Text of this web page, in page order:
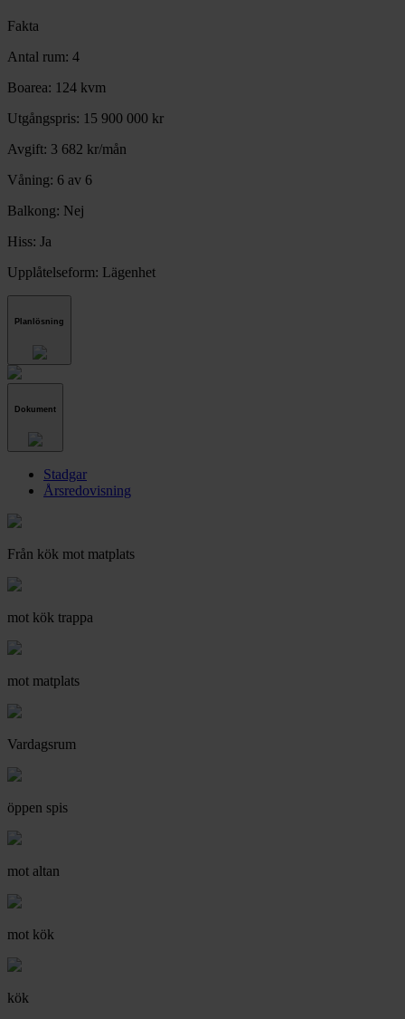
Fakta
Antal rum: 4
Boarea: 124 kvm
Utgångspris: 15 900 000 kr
Avgift: 3 682 kr/mån
Våning: 6 av 6
Balkong: Nej
Hiss: Ja
Upplåtelseform: Lägenhet
Planlösning
Dokument
Stadgar
Årsredovisning
Från kök mot matplats
mot kök trappa
mot matplats
Vardagsrum
öppen spis
mot altan
mot kök
kök